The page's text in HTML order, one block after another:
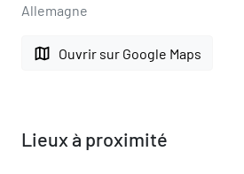
Allemagne
map Ouvrir sur Google Maps
Lieux à proximité